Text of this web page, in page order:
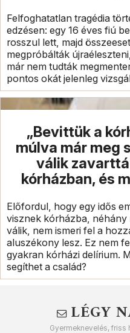
Felfoghatatlan tragédia
edzésen: egy 16 éves fiú
rosszul lett, majd
megpróbálták
már nem tudták
pontos okát jelenleg
„Bevittük a
múlva már meg
válik
kórházban, és
Előfordul, hogy egy idős
visznek kórházba,
válik, nem ismeri fel a
aluszékony lesz. Ez nem
gyakran kórházi delírium.
segíthet a család?
LÉGY
Gyermeknevelés, friss